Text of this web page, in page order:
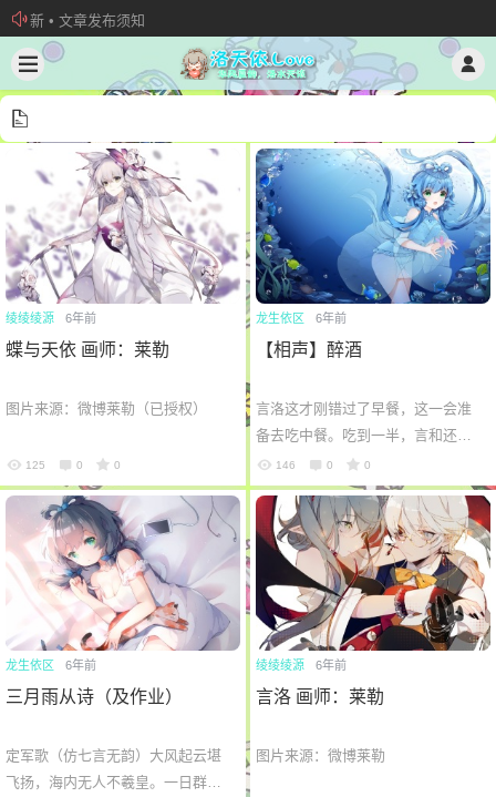
新 • 文章发布须知
欢迎加入“VOCALOID洛天依“QQ群！
加入本站管理团队
绫绫绫源 6年前
蝶与天依 画师：莱勒
图片来源：微博莱勒（已授权）
125 0 0
龙生依区 6年前
【相声】醉酒
言洛这才刚错过了早餐，这一会准
备去吃中餐。吃到一半，言和还没
说话，这洛天依倒是来了兴趣。
洛：服务员，来瓶啤酒。言：（搁
下筷子）...
146 0 0
龙生依区 6年前
三月雨从诗（及作业）
定军歌（仿七言无韵）大风起云堪
飞扬，海内无人不羲皇。一日群龙
绫绫绫源 6年前
言洛 画师：莱勒
图片来源：微博莱勒